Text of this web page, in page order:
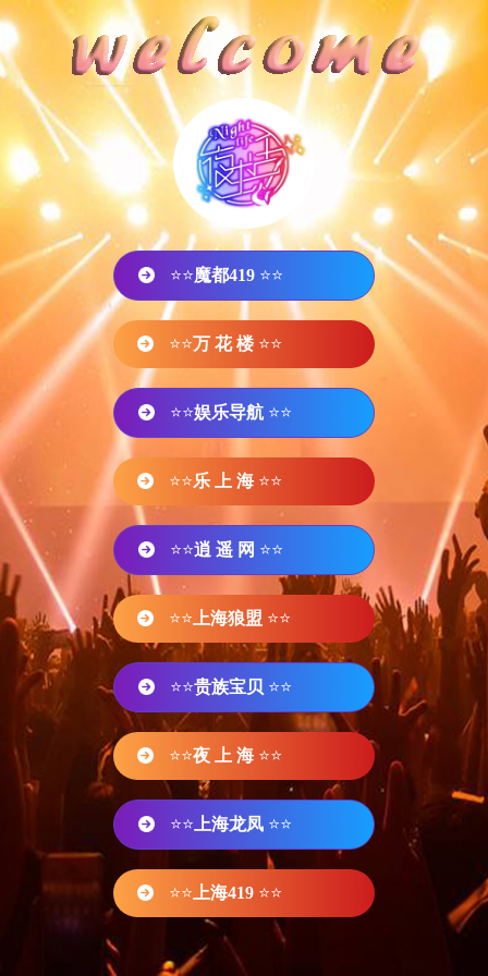
⭐⭐魔都419 ⭐⭐
⭐⭐万 花 楼 ⭐⭐
⭐⭐娱乐导航 ⭐⭐
⭐⭐乐 上 海 ⭐⭐
⭐⭐逍 遥 网 ⭐⭐
⭐⭐ 上海狼盟 ⭐⭐
⭐⭐贵族宝贝 ⭐⭐
⭐⭐夜 上 海 ⭐⭐
⭐⭐ 上海龙凤 ⭐⭐
⭐⭐ 上海419 ⭐⭐